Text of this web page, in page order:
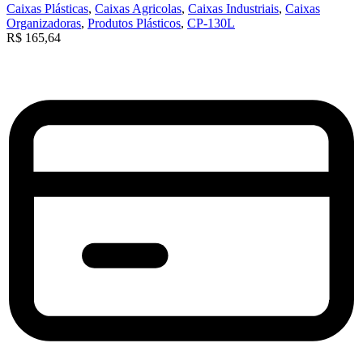
Caixas Plásticas, Caixas Agricolas, Caixas Industriais, Caixas
Organizadoras, Produtos Plásticos, CP-130L
R$ 165,64